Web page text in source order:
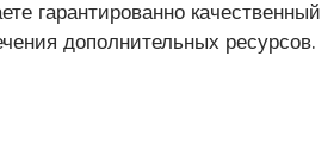
гарантированно качественный
дополнительных ресурсов.